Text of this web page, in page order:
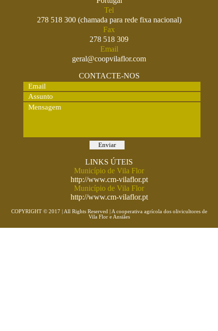
Tel
278 518 300 (chamada para rede fixa nacional)
Fax
278 518 309
Email
geral@coopvilaflor.com
CONTACTE-NOS
LINKS ÚTEIS
Município de Vila Flor
http://www.cm-vilaflor.pt
Município de Vila Flor
http://www.cm-vilaflor.pt
COPYRIGHT © 2017 | All Rights Reserved | A cooperativa agrícola dos olivicultores de
Vila Flor e Ansiães